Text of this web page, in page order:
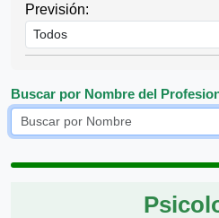
Previsión:
Buscar por Nombre del